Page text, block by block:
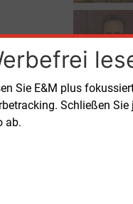
Sie E&M plus
Schließen
ab.